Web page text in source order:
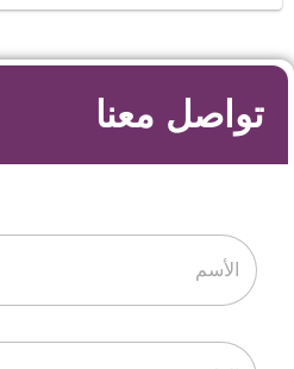
تواصل معنا
ل
ا
*